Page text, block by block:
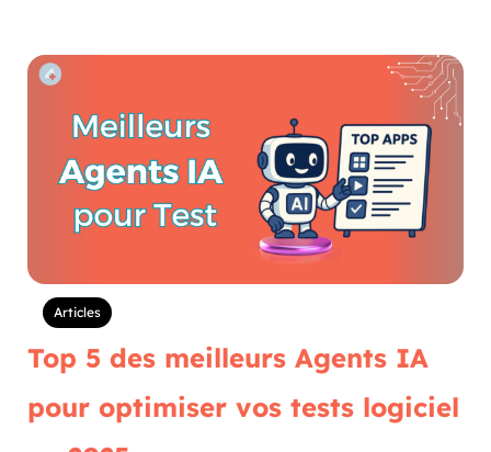
Articles
Top 5 des meilleurs Agents IA
pour optimiser vos tests logiciel